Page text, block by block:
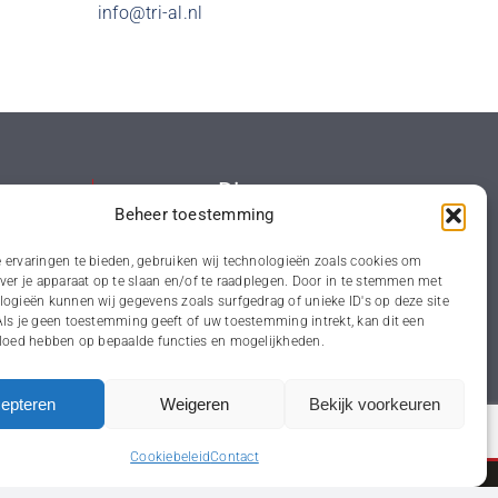
Beheer toestemming
ervaringen te bieden, gebruiken wij technologieën zoals cookies om
je apparaat op te slaan en/of te raadplegen. Door in te stemmen met
kunnen wij gegevens zoals surfgedrag of unieke ID's op deze site
je geen toestemming geeft of uw toestemming intrekt, kan dit een
hebben op bepaalde functies en mogelijkheden.
Weigeren Bekijk voorkeuren
CookiebeleidContact
info@tri-al.nl
Diversen
Primers
Voorstrijk
Waterproofing